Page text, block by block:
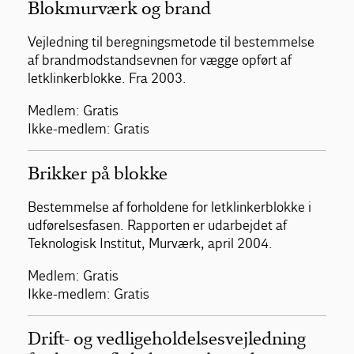
Blokmurværk og brand
Vejledning til beregningsmetode til bestemmelse
af brandmodstandsevnen for vægge opført af
letklinkerblokke. Fra 2003.
Medlem: Gratis
Ikke-medlem: Gratis
Brikker på blokke
Bestemmelse af forholdene for letklinkerblokke i
udførelsesfasen. Rapporten er udarbejdet af
Teknologisk Institut, Murværk, april 2004.
Medlem: Gratis
Ikke-medlem: Gratis
Drift- og vedligeholdelsesvejledning